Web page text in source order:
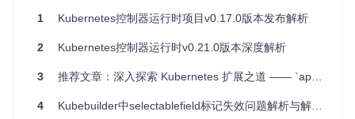
强大的社区支持：活跃的贡献者群体，丰富的示例操作器
如果您对Kubernetes API扩展或控制器开发感兴趣，Bonny绝
对值得一试。无论您是新手还是经验丰富的开发者，Bonny都
能为您提供坚实的基础，助您在Kubernetes领域一展身手。现
在就加入Bonny的旅程，让我们一起探索这个激动人心的新世
界吧！
1 Kubernetes控制器运行时项目v0.17.0版本发布解析
2 Kubernetes控制器运行时v0.21.0版本深度解析
3 推荐文章：深入探索 Kubernetes 扩展之道 —— `apiserver-builder-alpha`
4 Kubebuilder中selectablefield标记失效问题解析与解决方案